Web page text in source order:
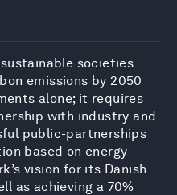
societies
emissions by 2050
alone; it requires
with industry and
public-partnerships
based on energy
vision for its Danish
as achieving a 70%